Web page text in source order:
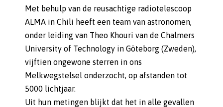
Met behulp van de reusachtige radiotelescoop
ALMA in Chili heeft een team van astronomen,
onder leiding van Theo Khouri van de Chalmers
University of Technology in Göteborg (Zweden),
vijftien ongewone sterren in ons
Melkwegstelsel onderzocht, op afstanden tot
5000 lichtjaar.
Uit hun metingen blijkt dat het in alle gevallen